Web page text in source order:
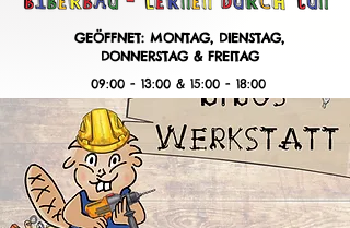
GEÖFFNET: MONTAG, DIENSTAG,
DONNERSTAG & FREITAG
09:00 - 13:00 & 15:00 - 18:00